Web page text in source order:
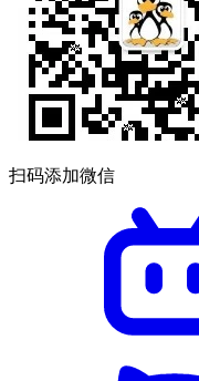
扫码添加微信